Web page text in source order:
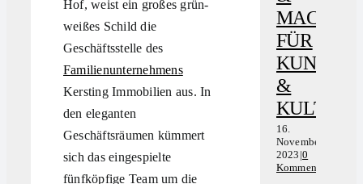
Hof, weist ein großes grün-
weißes Schild die
Geschäftsstelle des
Familienunternehmens
Kersting Immobilien aus. In
den eleganten
Geschäftsräumen kümmert
sich das eingespielte
fünfköpfige Team um die
MACHEN
FÜR
KUNST
&
KULTUR
16.
November
2023 |0
Kommentare